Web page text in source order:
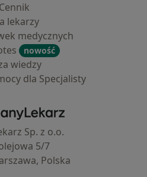
Cennik
lekarzy
medycznych
nowość
wiedzy
dla Specjalisty
ZnanyLekarz - Strona główna
Sp. z o.o.
5/7
Polska